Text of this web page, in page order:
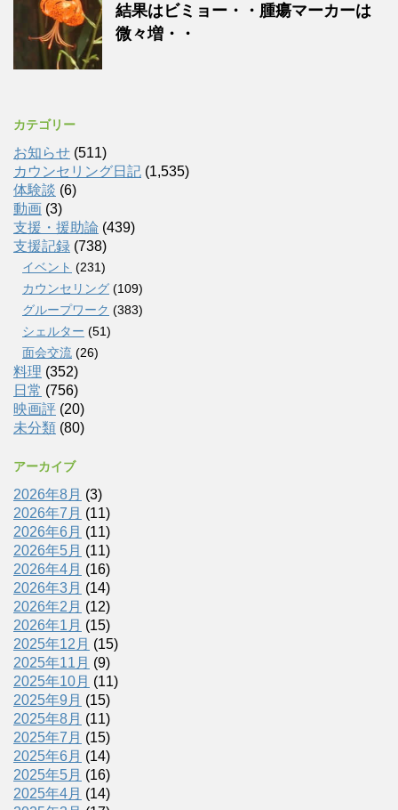
結果はビミョー・・腫瘍マーカーは
微々増・・
カテゴリー
お知らせ (511)
カウンセリング日記 (1,535)
体験談 (6)
動画 (3)
支援・援助論 (439)
支援記録 (738)
イベント (231)
カウンセリング (109)
グループワーク (383)
シェルター (51)
面会交流 (26)
料理 (352)
日常 (756)
映画評 (20)
未分類 (80)
アーカイブ
2026年8月 (3)
2026年7月 (11)
2026年6月 (11)
2026年5月 (11)
2026年4月 (16)
2026年3月 (14)
2026年2月 (12)
2026年1月 (15)
2025年12月 (15)
2025年11月 (9)
2025年10月 (11)
2025年9月 (15)
2025年8月 (11)
2025年7月 (15)
2025年6月 (14)
2025年5月 (16)
2025年4月 (14)